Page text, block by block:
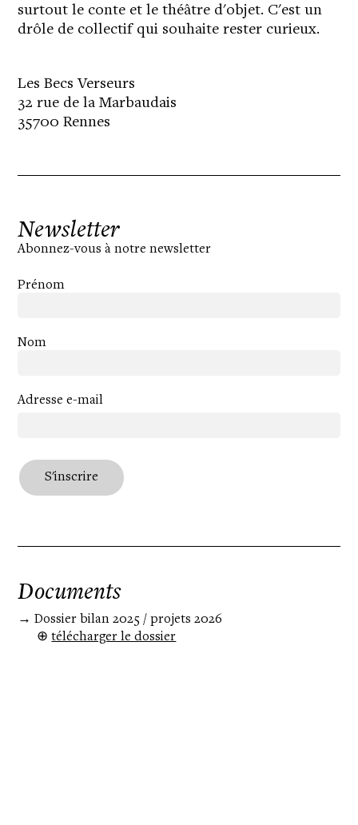
surtout le conte et le théâtre d'objet. C'est un
drôle de collectif qui souhaite rester curieux.
Les Becs Verseurs
32 rue de la Marbaudais
35700 Rennes
Newsletter
Abonnez-vous à notre newsletter
Prénom
Nom
Adresse e-mail
Documents
→ Dossier bilan 2025 / projets 2026
⊕télécharger le dossier